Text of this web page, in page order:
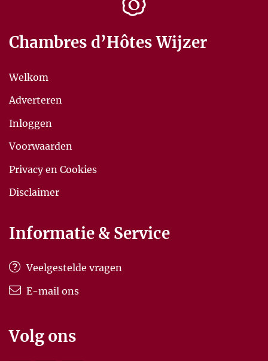
Chambres d’Hôtes Wijzer
Welkom
Adverteren
Inloggen
Voorwaarden
Privacy en Cookies
Disclaimer
Informatie & Service
Veelgestelde vragen
E-mail ons
Volg ons